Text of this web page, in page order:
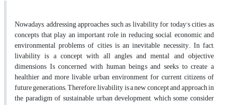
Nowadays, addressing approaches such as livability for today's cities as
concepts that play an important role in reducing social, economic and
environmental problems of cities is an inevitable necessity. In fact,
livability is a concept with all angles and mental and objective
dimensions Is concerned with human beings and seeks to create a
healthier and more livable urban environment for current citizens of
future generations; Therefore, livability is a new concept and approach in
the paradigm of sustainable urban development, which some consider